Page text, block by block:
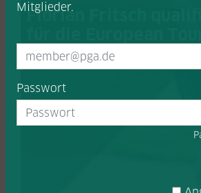
Florian Fritsch
Mitglieder.
Passwort